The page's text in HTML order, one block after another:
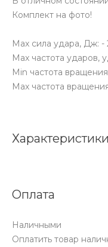
Комплект на фото!
Max сила удара, Дж: -
Max частота ударов,
Min частота
Max частота
Характеристики
Оплата
Наличными
Оплатить товар